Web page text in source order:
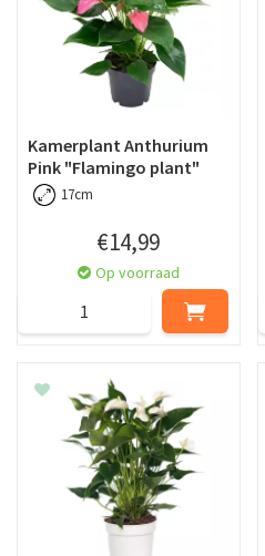
Kamerplant Anthurium
Pink "Flamingo plant"
17cm
€14,99
Op voorraad